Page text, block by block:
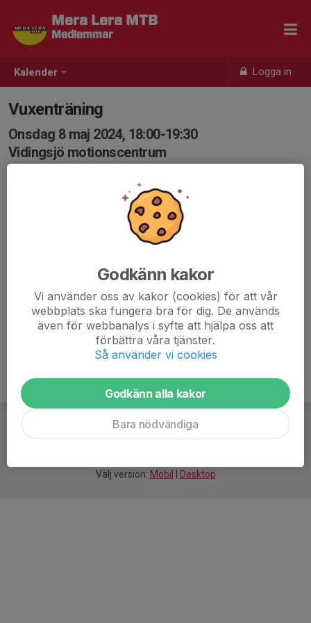
Kalender Logga in
Mera Lera MTB
Medlemmar
Vuxenträning
Onsdag 8 maj 2024, 18:00-19:30
Vidingsjö motionscentrum
Vuxenträning - oftast någon form av intervallträning
med mindre tekniska inslag.
Mera Lera MTB trappan.pdf
Välj version: Mobil Desktop
Godkänn kakor
Vi använder oss av kakor (cookies) för att vår
webbplats ska fungera bra för dig. De används
även för webbanalys i syfte att hjälpa oss att
förbättra våra tjänster.
Så använder vi cookies
Godkänn alla kakor
Bara nödvändiga